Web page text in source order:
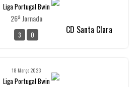
Liga Portugal Bwin
26ª Jornada
3 0 CD Santa Clara
18 Março 2023
Liga Portugal Bwin